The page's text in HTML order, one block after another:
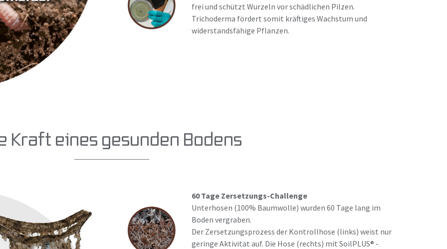
frei und schützt Wurzeln vor schädlichen Pilzen.
Trichoderma fördert somit kräftiges Wachstum und
widerstandsfähige Pflanzen.
Kraft eines gesunden Bodens
60 Tage Zersetzungs-Challenge
Unterhosen (100% Baumwolle) wurden 60 Tage lang im
Boden vergraben.
Der Zersetzungsprozess der Kontrollhose (links) weist nur
geringe Aktivität auf. Die Hose (rechts) mit SoilPLUS® -